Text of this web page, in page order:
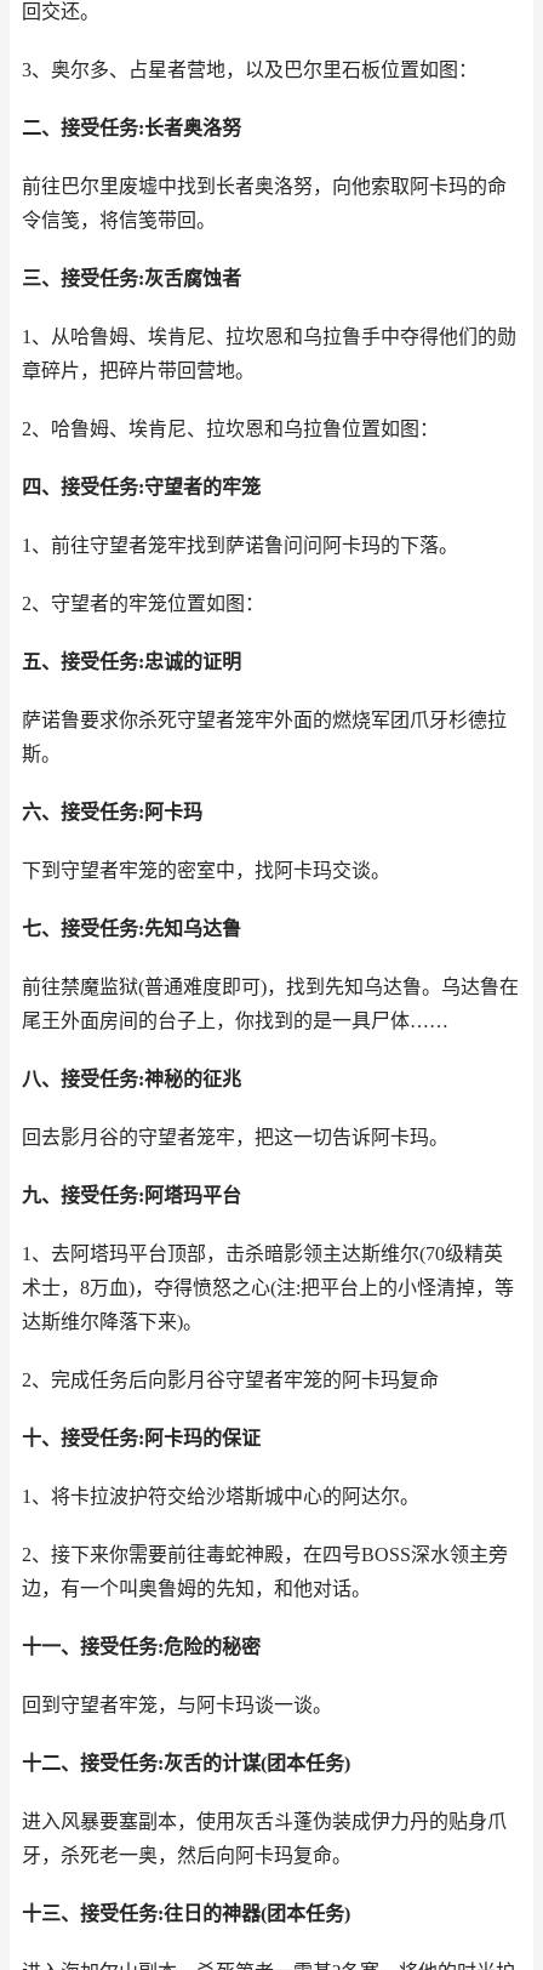
回交还。
3、奥尔多、占星者营地，以及巴尔里石板位置如图：
二、接受任务:长者奥洛努
前往巴尔里废墟中找到长者奥洛努，向他索取阿卡玛的命
令信笺，将信笺带回。
三、接受任务:灰舌腐蚀者
1、从哈鲁姆、埃肯尼、拉坎恩和乌拉鲁手中夺得他们的勋
章碎片，把碎片带回营地。
2、哈鲁姆、埃肯尼、拉坎恩和乌拉鲁位置如图：
四、接受任务:守望者的牢笼
1、前往守望者笼牢找到萨诺鲁问问阿卡玛的下落。
2、守望者的牢笼位置如图：
五、接受任务:忠诚的证明
萨诺鲁要求你杀死守望者笼牢外面的燃烧军团爪牙杉德拉
斯。
六、接受任务:阿卡玛
下到守望者牢笼的密室中，找阿卡玛交谈。
七、接受任务:先知乌达鲁
前往禁魔监狱(普通难度即可)，找到先知乌达鲁。乌达鲁在
尾王外面房间的台子上，你找到的是一具尸体……
八、接受任务:神秘的征兆
回去影月谷的守望者笼牢，把这一切告诉阿卡玛。
九、接受任务:阿塔玛平台
1、去阿塔玛平台顶部，击杀暗影领主达斯维尔(70级精英
术士，8万血)，夺得愤怒之心(注:把平台上的小怪清掉，等
达斯维尔降落下来)。
2、完成任务后向影月谷守望者牢笼的阿卡玛复命
十、接受任务:阿卡玛的保证
1、将卡拉波护符交给沙塔斯城中心的阿达尔。
2、接下来你需要前往毒蛇神殿，在四号BOSS深水领主旁
边，有一个叫奥鲁姆的先知，和他对话。
十一、接受任务:危险的秘密
回到守望者牢笼，与阿卡玛谈一谈。
十二、接受任务:灰舌的计谋(团本任务)
进入风暴要塞副本，使用灰舌斗蓬伪装成伊力丹的贴身爪
牙，杀死老一奥，然后向阿卡玛复命。
十三、接受任务:往日的神器(团本任务)